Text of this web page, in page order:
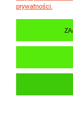
prywatności.